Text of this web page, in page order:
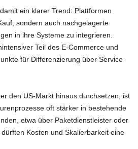
ein klarer Trend: Plattformen
sondern auch nachgelagerte
in ihre Systeme zu integrieren.
Teil des E-Commerce und
für Differenzierung über Service
den US-Markt hinaus durchsetzen, ist
oft stärker in bestehende
etwa über Paketdienstleister oder
Kosten und Skalierbarkeit eine